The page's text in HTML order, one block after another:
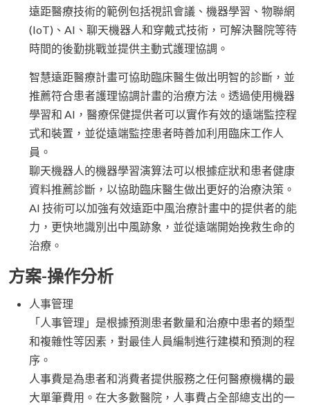
遠距醫療技術的範例包括視訊會議、機器學習、物聯網
(IoT)、AI、聊天機器人和穿戴式技術，可解決醫院等待
時間的後勤挑戰並提供主動式護理協調。
智慧遠距醫療計畫可協助臨床醫生做出明智的診斷，並
推薦符合患者護理協調計畫的治療方法。透過使用機器
學習和 AI，醫療保健提供者可以實作有效的遠端監控程
式和裝置，並從遠端監控患者時善加利用臨床工作人
員。
聊天機器人的機器學習演算法可以根據症狀和患者健康
資料推薦診斷，以協助臨床醫生做出更好的治療決策。
AI 技術可以加強有效遠距中風治療計畫中的提供者的能
力，更快地識別出中風跡象，並從遠端開始挽救生命的
治療。
方案-操作分析
人事管理
「人事管理」是根據預測患者數量和治療中患者的類型
和複雜性等因素，對最佳人員編制進行建模和預測的程
序。
人事費是為患者和消費者提供服務之任何醫療機構的最
大單筆費用。在大多數醫院，人事費占全部總支出的一